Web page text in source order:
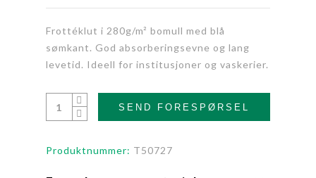
Frottéklut i 280g/m² bomull med blå
sømkant. God absorberingsevne og lang
levetid. Ideell for institusjoner og vaskerier.
SEND FORESPØRSEL
Produktnummer: T50727